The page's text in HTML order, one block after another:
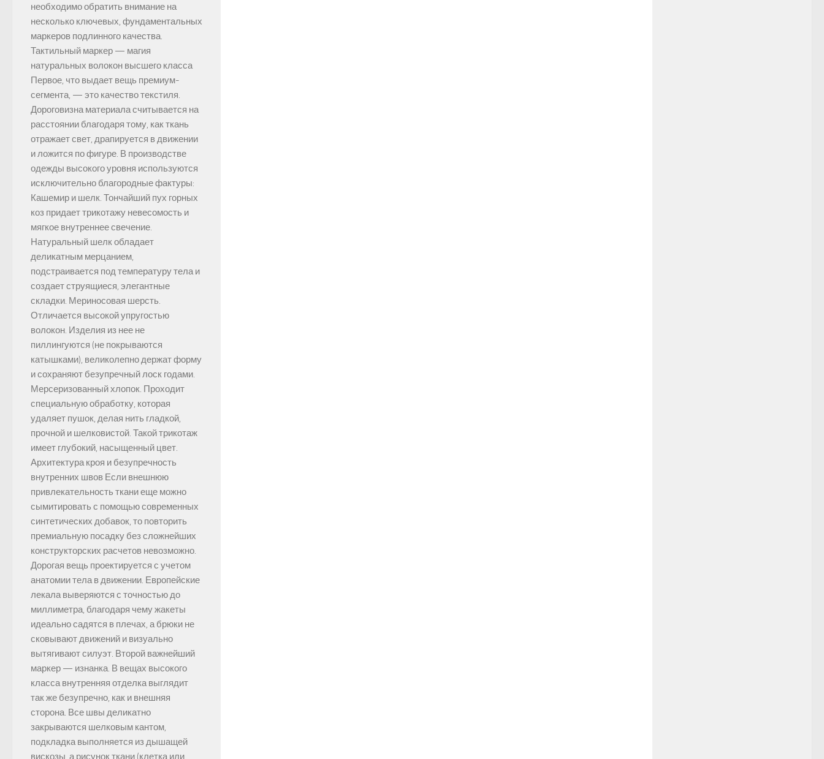
необходимо обратить внимание на
несколько ключевых, фундаментальных
маркеров подлинного качества.
Тактильный маркер — магия
натуральных волокон высшего класса
Первое, что выдает вещь премиум-
сегмента, — это качество текстиля.
Дороговизна материала считывается на
расстоянии благодаря тому, как ткань
отражает свет, драпируется в движении
и ложится по фигуре. В производстве
одежды высокого уровня используются
исключительно благородные фактуры:
Кашемир и шелк. Тончайший пух горных
коз придает трикотажу невесомость и
мягкое внутреннее свечение.
Натуральный шелк обладает
деликатным мерцанием,
подстраивается под температуру тела и
создает струящиеся, элегантные
складки. Мериносовая шерсть.
Отличается высокой упругостью
волокон. Изделия из нее не
пиллингуются (не покрываются
катышками), великолепно держат форму
и сохраняют безупречный лоск годами.
Мерсеризованный хлопок. Проходит
специальную обработку, которая
удаляет пушок, делая нить гладкой,
прочной и шелковистой. Такой трикотаж
имеет глубокий, насыщенный цвет.
Архитектура кроя и безупречность
внутренних швов Если внешнюю
привлекательность ткани еще можно
сымитировать с помощью современных
синтетических добавок, то повторить
премиальную посадку без сложнейших
конструкторских расчетов невозможно.
Дорогая вещь проектируется с учетом
анатомии тела в движении. Европейские
лекала выверяются с точностью до
миллиметра, благодаря чему жакеты
идеально садятся в плечах, а брюки не
сковывают движений и визуально
вытягивают силуэт. Второй важнейший
маркер — изнанка. В вещах высокого
класса внутренняя отделка выглядит
так же безупречно, как и внешняя
сторона. Все швы деликатно
закрываются шелковым кантом,
подкладка выполняется из дышащей
вискозы, а рисунок ткани (клетка или